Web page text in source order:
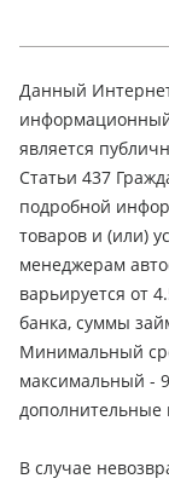
Данный
информационный
является
Статьи 437
подробной
товаров и (или)
менеджерам
варьируется от
банка, суммы
Минимальный
максимальный -
дополнительные
В случае